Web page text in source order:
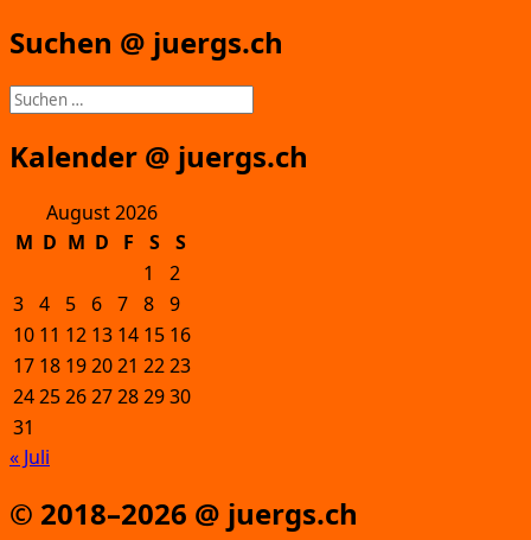
Suchen @ juergs.ch
Suchen
nach:
Kalender @ juergs.ch
August 2026
M D M D F S
S
1
2
3 4 5 6 7 8 9
10 11 12 13 14 15 16
17 18 192021 2223
24252627282930
31
« Juli
© 2018–2026 @ juergs.ch